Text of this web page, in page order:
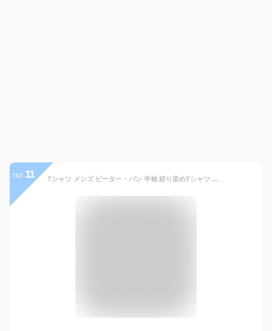
no. 11 Tシャツ メンズ ピーター・パン 半袖 絞り染めTシャツ レディース インナーシャツ 夏服 タイダイTシャツ プリントtシャツ ティーシャツ スポーツシャツ カジュアル トップス 上着 丸襟 おしゃれ ファッション 大きいサイズ 男女兼用